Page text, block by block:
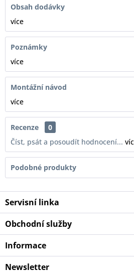
Obsah dodávky
více
Poznámky
více
Montážní návod
více
Recenze
0
Číst, psát a posoudít hodnocení...
Podobné produkty
Servisní linka
Obchodní služby
Informace
Newsletter